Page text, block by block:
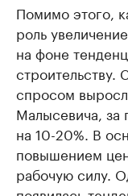
Помимо этого,
роль
на фоне
строительству.
спросом
Малысевича, за
на 10-20%. В
повышением
рабочую силу.